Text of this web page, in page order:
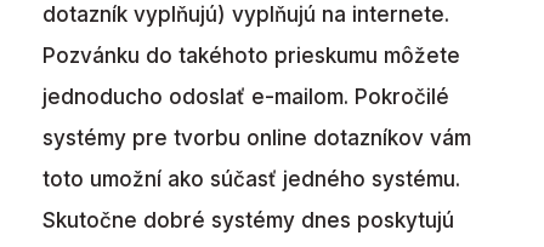
dotazník vyplňujú) vyplňujú na internete.
Pozvánku do takéhoto prieskumu môžete
jednoducho odoslať e-mailom. Pokročilé
systémy pre tvorbu online dotazníkov vám
toto umožní ako súčasť jedného systému.
Skutočne dobré systémy dnes poskytujú